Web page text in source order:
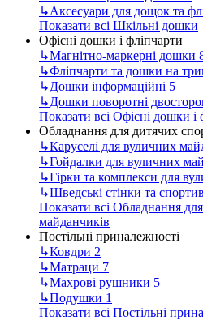
↳Аксесуари для дощок та
Показати всі Шкільні дошки
Офісні дошки і фліпчарти
↳Магнітно-маркерні дошки
↳Фліпчарти та дошки на
↳Дошки інформаційні 5
↳Дошки поворотні
Показати всі Офісні дошки і
Обладнання для дитячих
↳Каруселі для вуличних
↳Гойдалки для вуличних
↳Гірки та комплекси для
↳Шведські стінки та
Показати всі Обладнання
майданчиків
Постільні приналежності
↳Ковдри 2
↳Матраци 7
↳Махрові рушники 5
↳Подушки 1
Показати всі Постільні